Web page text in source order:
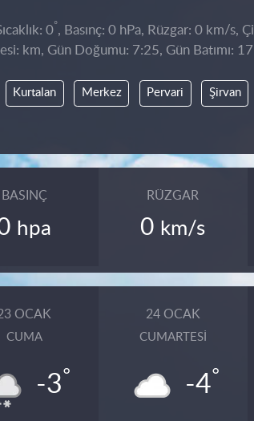
0°, Basınç: 0 hPa, Rüzgar: 0 km/s,
km, Gün Doğumu: 7:25, Gün Batımı:
Kurtalan Merkez Pervari Şirvan
BASINÇ
hpa
RÜZGAR
0 km/s
OCAK
CUMA
-3°
24 OCAK
CUMARTESI
-4°